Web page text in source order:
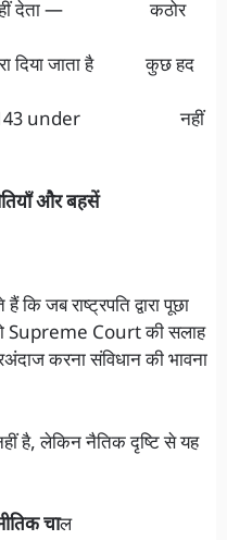
नहीं देता — कठोर
दिया जाता है कुछ हद
143 under नहीं
और बहसें
जब राष्ट्रपति द्वारा पूछा
तो Supreme Court की सलाह
करना संविधान की भावना
है, लेकिन नैतिक दृष्टि से यह
चाल